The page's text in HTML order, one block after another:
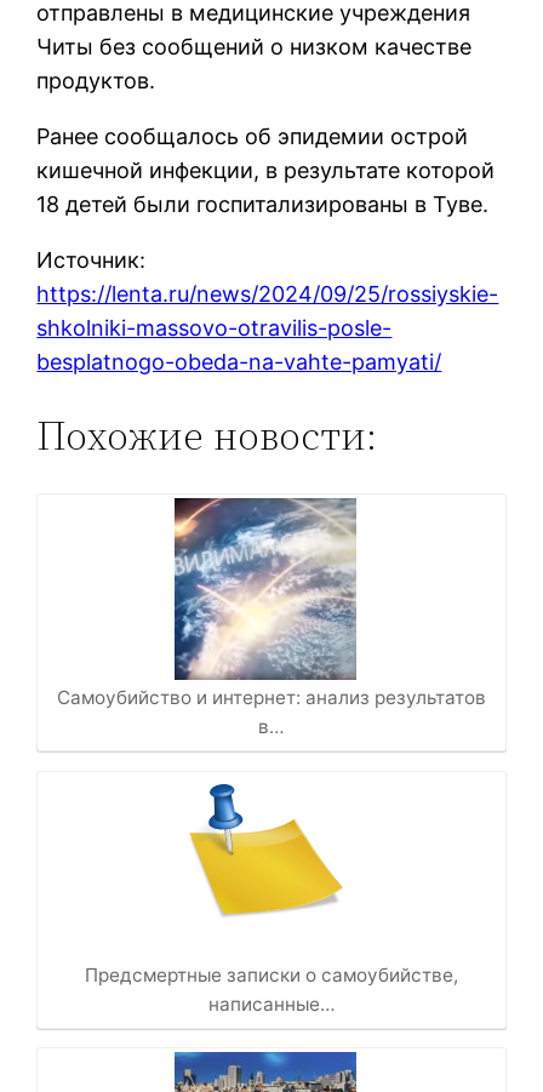
отправлены в медицинские учреждения
Читы без сообщений о низком качестве
продуктов.
Ранее сообщалось об эпидемии острой
кишечной инфекции, в результате которой
18 детей были госпитализированы в Туве.
Источник:
https://lenta.ru/news/2024/09/25/rossiyskie-
shkolniki-massovo-otravilis-posle-
besplatnogo-obeda-na-vahte-pamyati/
Похожие новости:
Самоубийство и интернет: анализ результатов
в…
Предсмертные записки о самоубийстве,
написанные…